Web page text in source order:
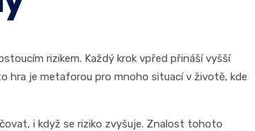
rizikem. Každý krok vpřed přináší vyšší
hra je metaforou pro mnoho situací v životě, kde
i když se riziko zvyšuje. Znalost tohoto